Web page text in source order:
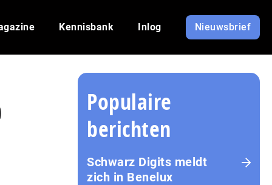
Kennisbank Inlog Nieuwsbrief
Populaire
berichten
Schwarz Digits meldt
zich in Benelux